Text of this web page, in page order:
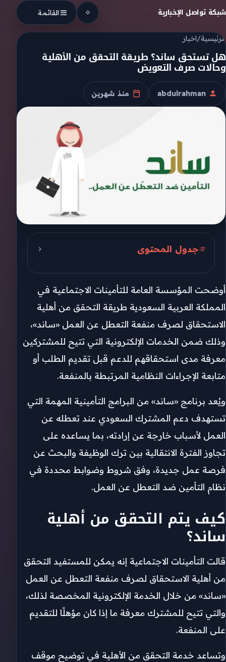
Skip to content
شبكة تواصل الإخبارية القائمة
الرئيسية/اخبار
هل تستحق ساند؟ طريقة التحقق من الأهلية
وحالات صرف التعويض
الكاتب
abdulrahman
تاريخ النشر
منذ شهرين
جدول المحتوى
ما هي منفعة ساند؟
الحالات التي تسمح بطلب تعويض
ساند
شروط أخرى للاستفادة من ساند
لماذا يجب التحقق من الأهلية قبل
أهمية ساند خلال فترة التعطل عن
العمل
أوضحت المؤسسة العامة للتأمينات الاجتماعية في
المملكة العربية السعودية طريقة التحقق من أهلية
الاستحقاق لصرف منفعة التعطل عن العمل «ساند»،
وذلك ضمن الخدمات الإلكترونية التي تتيح للمشتركين
معرفة مدى استحقاقهم للدعم قبل تقديم الطلب أو
متابعة الإجراءات النظامية المرتبطة بالمنفعة.
ويُعد برنامج «ساند» من البرامج التأمينية المهمة التي
تستهدف دعم المشترك السعودي عند تعطله عن
العمل لأسباب خارجة عن إرادته، بما يساعده على
تجاوز الفترة الانتقالية بين ترك الوظيفة والبحث عن
فرصة عمل جديدة، وفق شروط وضوابط محددة في
نظام التأمين ضد التعطل عن العمل.
كيف يتم التحقق من أهلية
ساند؟
قالت التأمينات الاجتماعية إنه يمكن للمستفيد التحقق
من أهلية الاستحقاق لصرف منفعة التعطل عن العمل
«ساند» من خلال الخدمة الإلكترونية المخصصة لذلك،
والتي تتيح للمشترك معرفة ما إذا كان مؤهلًا للتقديم
على المنفعة.
وتساعد خدمة التحقق من الأهلية في توضيح موقف